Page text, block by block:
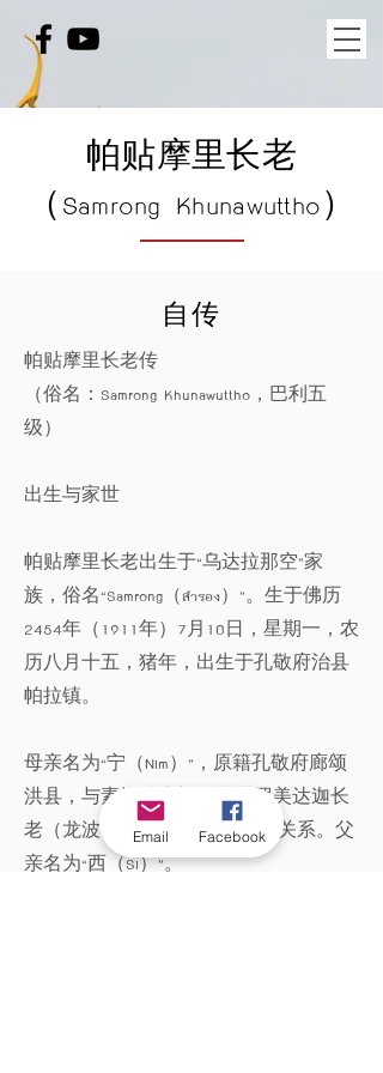
帕贴摩里长老
（Samrong Khunawuttho）
自传
帕贴摩里长老传
（俗名：Samrong Khunawuttho，巴利五
级）
出生与家世
帕贴摩里长老出生于“乌达拉那空”家
族，俗名“Samrong（สำรอง）”。生于佛历
2454年（1911年）7月10日，星期一，农
历八月十五，猪年，出生于孔敬府治县
帕拉镇。
母亲名为“宁（Nim）”，原籍孔敬府廊颂
洪县，与素提达摩朗西堪毗罗美达迦长
老（龙波李·达摩陀罗）有亲属关系。父
亲名为“西（Si）”。
Email Facebook